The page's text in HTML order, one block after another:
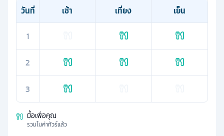
วันที่ เช้า เที่ยง
เย็น
1
2
3
มื้อเพื่อคุณ
รวมในค่าทัวร์แล้ว